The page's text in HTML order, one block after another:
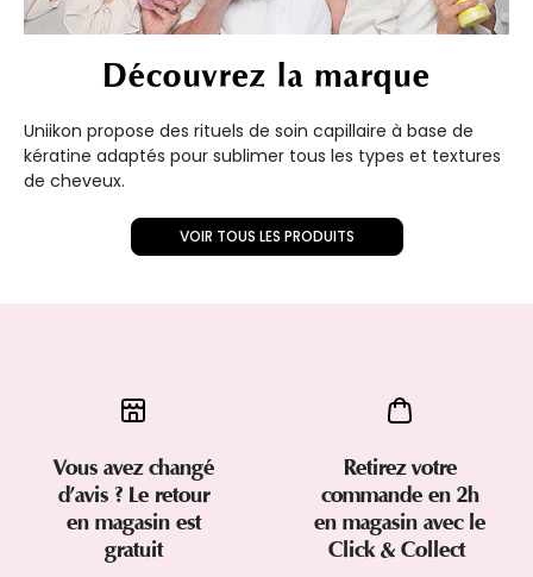
Découvrez la marque
Uniikon propose des rituels de soin capillaire à base de
kératine adaptés pour sublimer tous les types et textures
de cheveux.
VOIR TOUS LES PRODUITS
Vous avez changé
d’avis ? Le retour
en magasin est
gratuit
Retirez votre
commande en 2h
en magasin avec le
Click & Collect